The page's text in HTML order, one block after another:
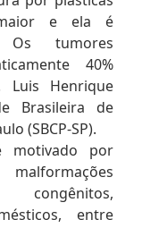
e ela é
Os tumores
40%
Luis Henrique
Brasileira de
(SBCP-SP).
motivado por
congênitos,
entre